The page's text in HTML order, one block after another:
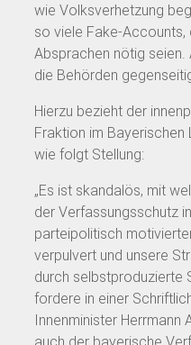
wie Volksverhetzung
so viele Fake-Accounts,
Absprachen nötig seien.
die Behörden
Hierzu bezieht der
Fraktion im Bayerischen
wie folgt Stellung:
„Es ist skandalös, mit
der Verfassungsschutz
parteipolitisch
verpulvert und unsere
durch selbstproduzierte
fordere in einer
Innenminister Herrmann
auch der bayerische